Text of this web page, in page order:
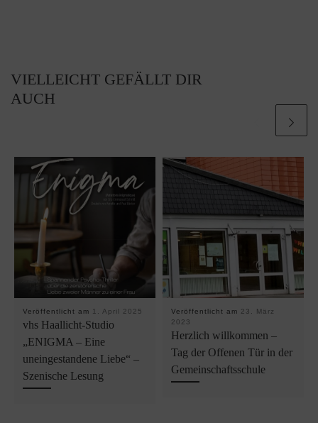
VIELLEICHT GEFÄLLT DIR
AUCH
Veröffentlicht am 1. April 2025
vhs Haallicht-Studio
„ENIGMA – Eine
uneingestandene Liebe“ –
Szenische Lesung
Veröffentlicht am 23. März
2023
Herzlich willkommen –
Tag der Offenen Tür in der
Gemeinschaftsschule